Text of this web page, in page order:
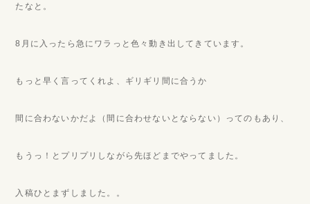
たなと。
8月に入ったら急にワラっと色々動き出してきています。
もっと早く言ってくれよ、ギリギリ間に合うか
間に合わないかだよ（間に合わせないとならない）ってのもあり、
もうっ！とプリプリしながら先ほどまでやってました。
入稿ひとまずしました。。